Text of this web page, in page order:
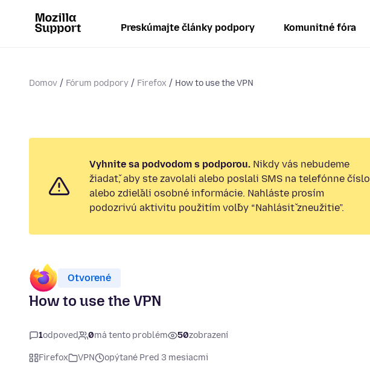
Preskúmajte články podpory Komunitné fóra
Domov Fórum podpory Firefox How to use the VPN
Vyhnite sa podvodom s podporou. Nikdy vás nebudeme
žiadať, aby ste zavolali alebo poslali SMS na telefónne číslo
alebo zdieľali osobné informácie. Nahláste prosím
podozrivú aktivitu použitím voľby “Nahlásiť zneužitie”.
Otvorené
How to use the VPN
1odpoveď 0má tento problém 50zobrazení
Firefox VPN opýtané Pred 3 mesiacmi